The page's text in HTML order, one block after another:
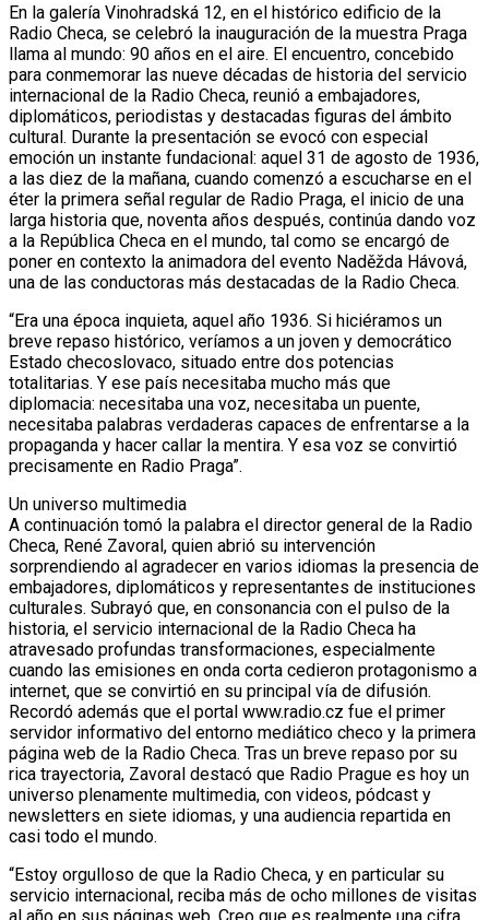
En la galería Vinohradská 12, en el histórico edificio de la
Radio Checa, se celebró la inauguración de la muestra Praga
llama al mundo: 90 años en el aire. El encuentro, concebido
para conmemorar las nueve décadas de historia del servicio
internacional de la Radio Checa, reunió a embajadores,
diplomáticos, periodistas y destacadas figuras del ámbito
cultural. Durante la presentación se evocó con especial
emoción un instante fundacional: aquel 31 de agosto de 1936,
a las diez de la mañana, cuando comenzó a escucharse en el
éter la primera señal regular de Radio Praga, el inicio de una
larga historia que, noventa años después, continúa dando voz
a la República Checa en el mundo, tal como se encargó de
poner en contexto la animadora del evento Naděžda Hávová,
una de las conductoras más destacadas de la Radio Checa.
“Era una época inquieta, aquel año 1936. Si hiciéramos un
breve repaso histórico, veríamos a un joven y democrático
Estado checoslovaco, situado entre dos potencias
totalitarias. Y ese país necesitaba mucho más que
diplomacia: necesitaba una voz, necesitaba un puente,
necesitaba palabras verdaderas capaces de enfrentarse a la
propaganda y hacer callar la mentira. Y esa voz se convirtió
precisamente en Radio Praga”.
Un universo multimedia
A continuación tomó la palabra el director general de la Radio
Checa, René Zavoral, quien abrió su intervención
sorprendiendo al agradecer en varios idiomas la presencia de
embajadores, diplomáticos y representantes de instituciones
culturales. Subrayó que, en consonancia con el pulso de la
historia, el servicio internacional de la Radio Checa ha
atravesado profundas transformaciones, especialmente
cuando las emisiones en onda corta cedieron protagonismo a
internet, que se convirtió en su principal vía de difusión.
Recordó además que el portal www.radio.cz fue el primer
servidor informativo del entorno mediático checo y la primera
página web de la Radio Checa. Tras un breve repaso por su
rica trayectoria, Zavoral destacó que Radio Prague es hoy un
universo plenamente multimedia, con videos, pódcast y
newsletters en siete idiomas, y una audiencia repartida en
casi todo el mundo.
“Estoy orgulloso de que la Radio Checa, y en particular su
servicio internacional, reciba más de ocho millones de visitas